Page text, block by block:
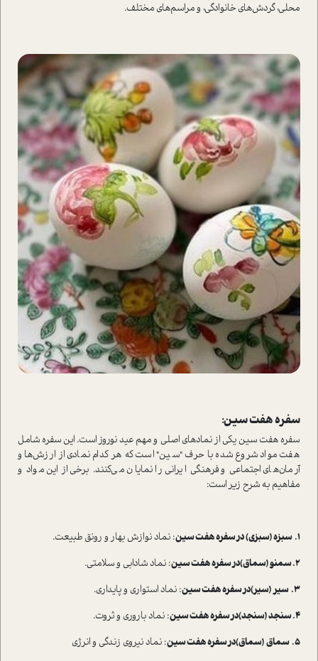
محلی، گردش‌های خانوادگی، و مراسم‌های مختلف.
سفره هفت سین:
سفره هفت سین یکی از نمادهای اصلی و مهم عید نوروز ا‌ست. این سفره شامل
هفت مواد شروع شده با حرف "سین" ا‌ست که هر کدام نمادی از ارزش‌ها و
آرمان‌های اجتماعی و فرهنگی ایرانی را نمایان می‌کنند. برخی از این مواد و
مفاهیم به شرح زیر ا‌ست:
1. سبزه (سبزی) در سفره هفت سین: نماد نوازش بهار و رونق طبیعت.
2. سمنو (سماق)در سفره هفت سین
: نماد شادابی و سلامتی.
3. سیر(سیر)در سفره هفت سین: نماد ا‌ستواری و پایداری.
4. سنجد (سنجد)در سفره هفت سین
: نماد باروری و ثروت.
5. سماق(سماق)در سفره هفت سین: نماد نیروی زندگی و انرژی